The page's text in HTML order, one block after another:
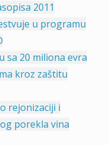
2011
u programu
sa 20 miliona evra
kroz zaštitu
rejonizaciji i
porekla vina